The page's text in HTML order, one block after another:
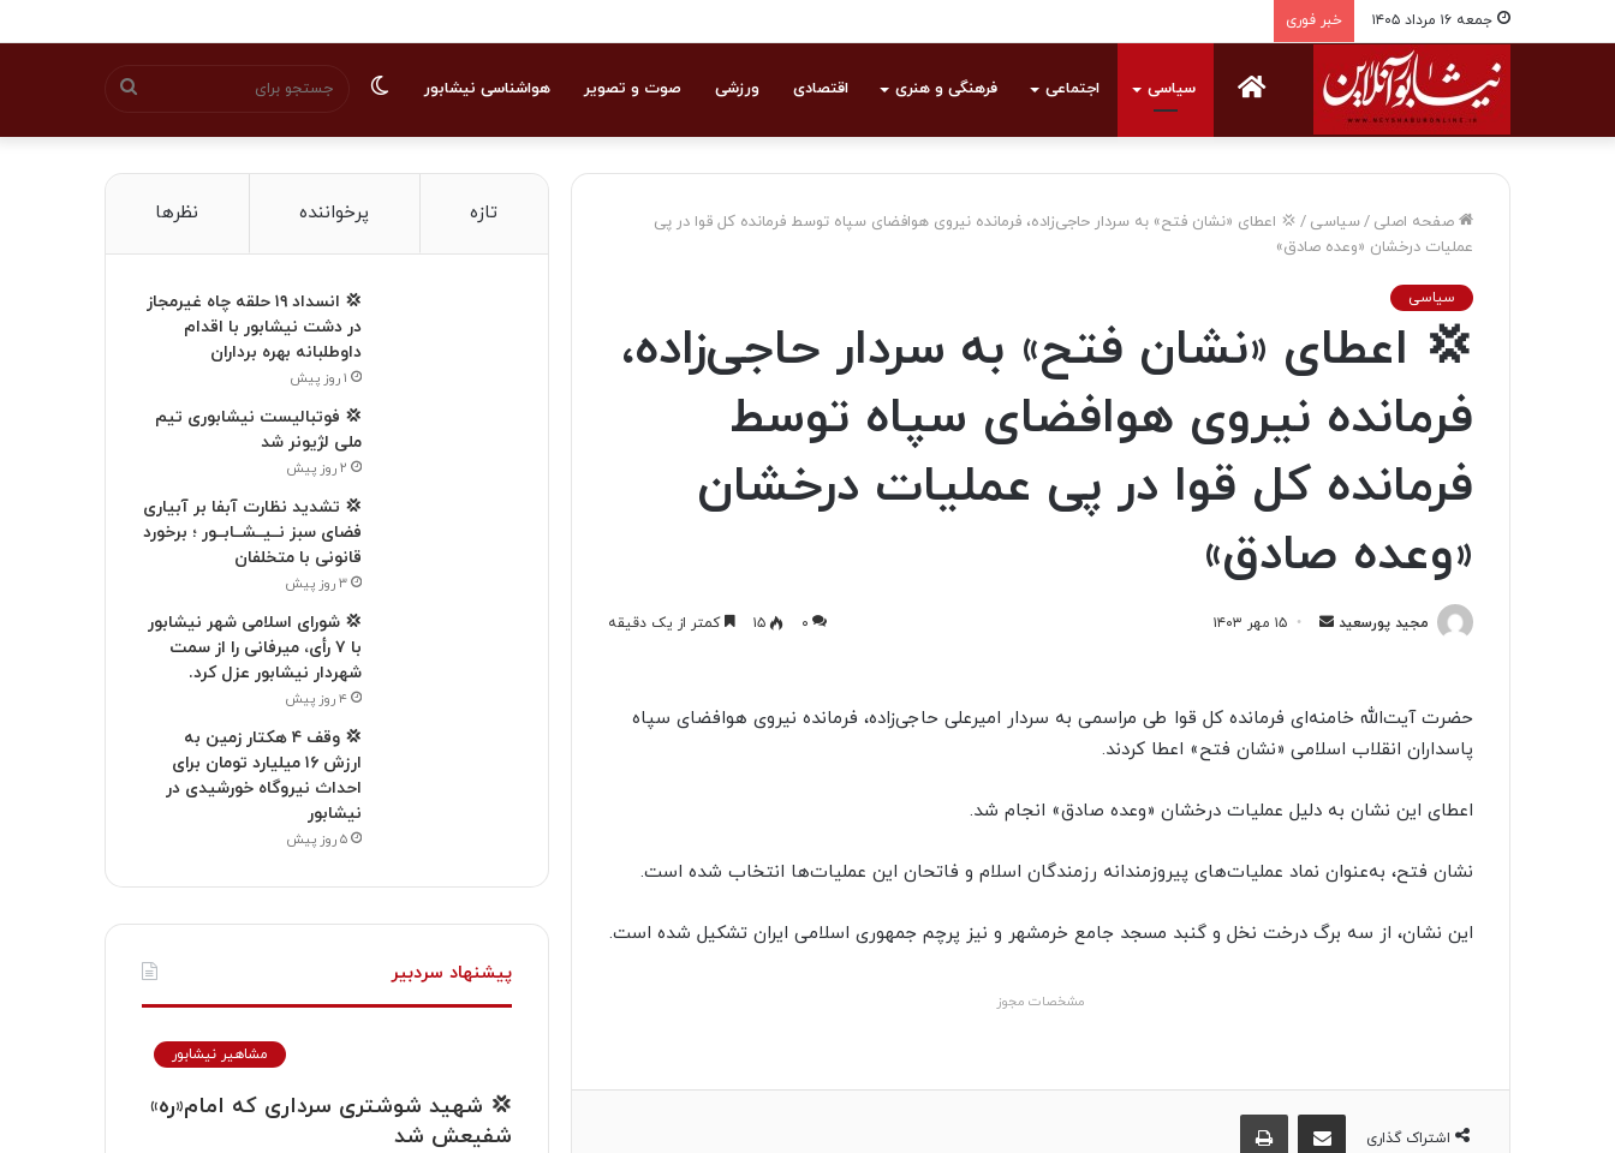
جمعه ۱۶ مرداد ۱۴۰۵ خبر فوری
سیاسی اجتماعی فرهنگی و هنری اقتصادی ورزشی صوت و تصویر هواشناسی نیشابور
برای
تغییر
صفحه اصلی /سیاسی / 💢 اعطای «نشان فتح» به سردار حاجی‌زاده، فرمانده نیروی هوافضای سپاه توسط فرمانده کل قوا در پی
عملیات درخشان «وعده صادق»
سیاسی
💢 اعطای «نشان فتح» به سردار حاجی‌زاده،
فرمانده نیروی هوافضای سپاه توسط
فرمانده کل قوا در پی عملیات درخشان
«وعده صادق»
مجید پورسعید
ل
م
ل
۱۵ مهر ۱۴۰۳ ۰ ۱۵ کمتر از یک دقیقه
حضرت آیت‌الله خامنه‌ای فرمانده کل قوا طی مراسمی به سردار امیرعلی حاجی‌‌‌زاده، فرمانده نیروی هوافضای سپاه
پاسداران انقلاب اسلامی «نشان فتح» اعطا کردند.
اعطای این نشان به دلیل عملیات درخشان «وعده صادق» انجام شد.
نشان فتح، به‌عنوان نماد عملیات‌های پیروزمندانه رزمندگان اسلام و فاتحان این عملیات‌ها انتخاب شده است.
این نشان، از سه برگ درخت نخل و گنبد مسجد جامع خرمشهر و نیز پرچم جمهوری اسلامی ایران تشکیل شده است.
مشخصات مجوز
اشتراک گذاری
تازه پرخواننده نظرها
💢 انسداد ۱۹ حلقه چاه غیرمجاز
در دشت نیشابور با اقدام
داوطلبانه بهره برداران
۱ روز پیش
💢 فوتبالیست نیشابوری تیم
ملی لژیونر شد
۲ روز پیش
💢 تشدید نظارت آبفا بر آبیاری
فضای سبز نــیــشــابــور ؛ برخورد
قانونی با متخلفان
۳ روز پیش
💢 شورای اسلامی شهر نیشابور
با ۷ رأی، میرفانی را از سمت
شهردار نیشابور عزل کرد.
۴ روز پیش
💢 وقف ۴ هکتار زمین به
ارزش ۱۶ میلیارد تومان برای
احداث نیروگاه خورشیدی در
نیشابور
۵ روز پیش
پیشنهاد سردبیر
مشاهیر نیشابور
💢 شهید شوشتری سرداری که امام«ره»
شفیعش شد